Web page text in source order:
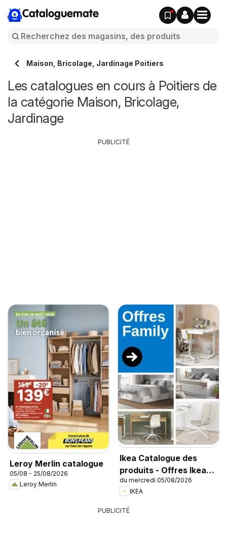
Cataloguemate
Maison, Bricolage, Jardinage Poitiers
Les catalogues en cours à Poitiers de
la catégorie Maison, Bricolage,
Jardinage
Leroy Merlin catalogue
05/08 - 25/08/2026
Leroy Merlin
Ikea Catalogue des
produits - Offres Ikea
Family
du mercredi 05/08/2026
IKEA
PUBLICITÉ
PUBLICITÉ